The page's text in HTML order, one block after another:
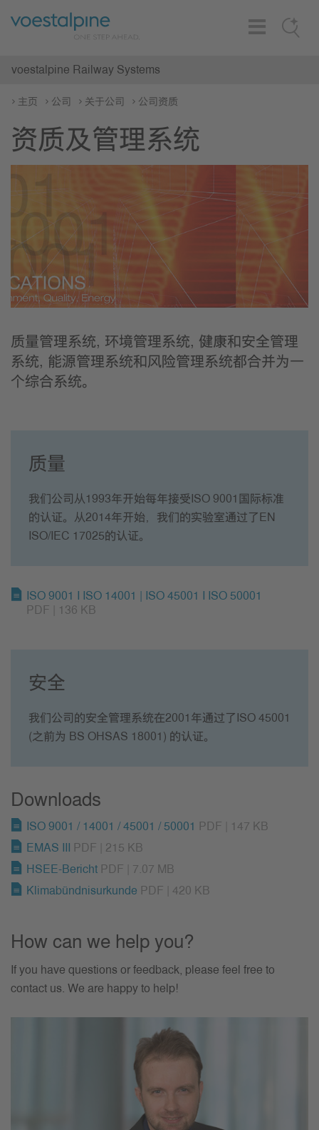
Search
Toggle
Navigation
voestalpine Railway Systems
主页 公司 关于公司 公司资质
资质及管理系统
质量管理系统, 环境管理系统, 健康和安全管理
系统, 能源管理系统和风险管理系统都合并为一
个综合系统。
质量
我们公司从1993年开始每年接受ISO 9001国际标准
的认证。从2014年开始，我们的实验室通过了EN
ISO/IEC 17025的认证。
ISO 9001 I ISO 14001 | ISO 45001 I ISO 50001
PDF | 136 KB
安全
我们公司的安全管理系统在2001年通过了ISO 45001
(之前为 BS OHSAS 18001) 的认证。
Downloads
ISO 9001 / 14001 / 45001 / 50001 PDF | 147 KB
EMAS III PDF | 215 KB
HSEE-Bericht PDF | 7.07 MB
Klimabündnisurkunde PDF | 420 KB
How can we help you?
If you have questions or feedback, please feel free to
contact us. We are happy to help!